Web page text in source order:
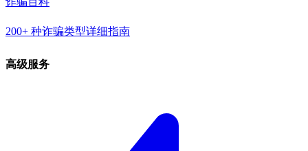
200+ 种诈骗类型详细指南
高级服务